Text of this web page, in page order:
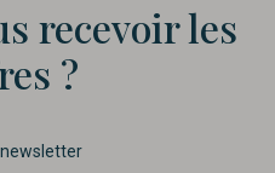
recevoir les
?